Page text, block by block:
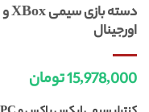
اورجینال
15,978,000تومان